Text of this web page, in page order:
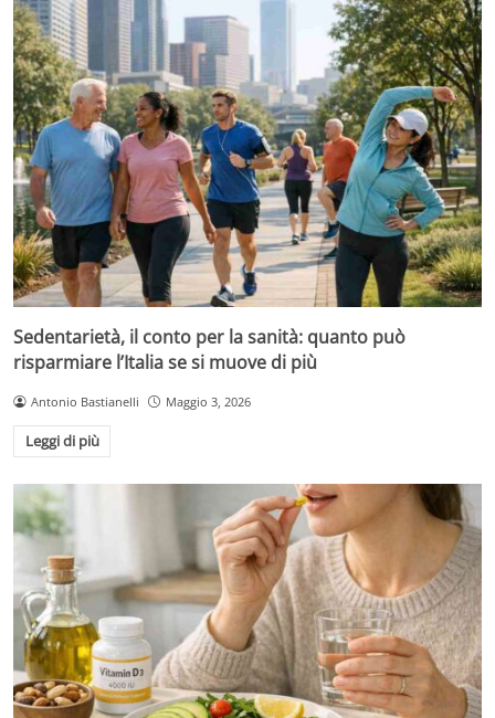
Sedentarietà, il conto per la sanità: quanto può
risparmiare l’Italia se si muove di più
Antonio Bastianelli Maggio 3, 2026
Leggi di più